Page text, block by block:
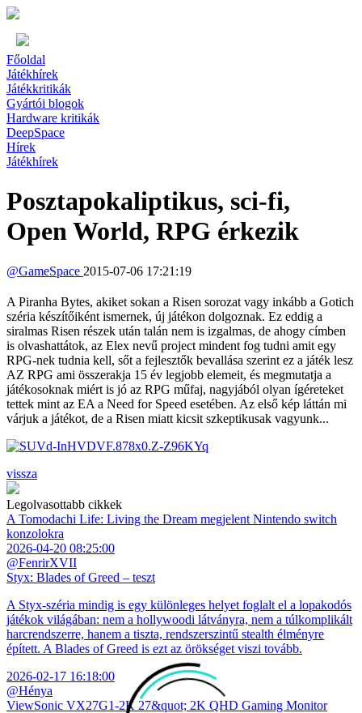
Főoldal
Játékhírek
Játékkritikák
Gyártói blogok
Hardware kritikák
DeepSpace
Hírek
Játékhírek
Posztapokaliptikus, sci-fi,
Open World, RPG érkezik
@GameSpace 2015-07-06 17:21:19
A Piranha Bytes, akiket sokan a Risen sorozat vagy inkább a Gotich
széria készítőiként ismernek, új játékon dolgoznak. Ez eddig a
siralmas Risen részek után talán nem is izgalmas, de ahogy címben
is olvashattátok, az Elex nevű project mindent fog tudni amit egy
RPG-nek tudnia kell, sőt a fejlesztők bevallása szerint ez a játék lesz
AZ RPG ami összerakja 15 év legjobb elemeit, és megmutatja a
játékosoknak miért is jó az RPG műfaj, nagyjából olyan ígéreteket
tettek mint az EA a Need for Speed esetében. Az első kép láttán mi
várjuk a játékot, de a Risen miatt kicsit szkeptikusak vagyunk...
vissza
Legolvasottabb cikkek
A Tomodachi Life: Living the Dream megjelent Nintendo switch
konzolokra
2026-04-20 08:25:00
@FenrirXVII
Styx: Blades of Greed – teszt
A Styx-széria mindig is egy különleges helyet foglalt el a lopakodós
játékok világában: nem a hollywoodi látványra, nem a túlkomplikált
harcrendszerre, hanem a tiszta, rendszerszintű stealth élményre
épített. A Blades of Greed is ezt az örökséget viszi tovább.
2026-02-17 16:18:00
@Hénya
ViewSonic VX27G1-2K 27&quot; 2K QHD Gaming Monitor